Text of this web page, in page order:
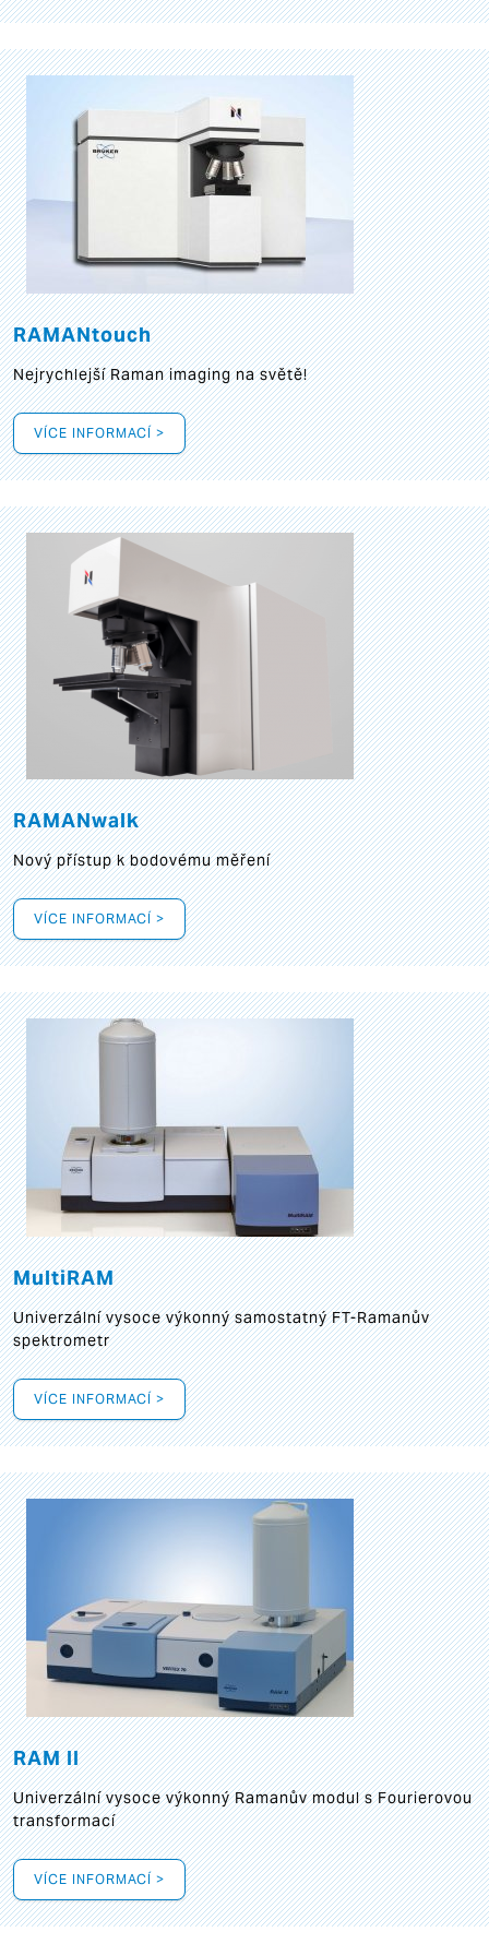
RAMANtouch
Nejrychlejší Raman imaging na světě!
VÍCE INFORMACÍ >
RAMANwalk
Nový přístup k bodovému měření
VÍCE INFORMACÍ >
MultiRAM
Univerzální vysoce výkonný samostatný FT-Ramanův
spektrometr
VÍCE INFORMACÍ >
RAM II
Univerzální vysoce výkonný Ramanův modul s Fourierovou
transformací
VÍCE INFORMACÍ >